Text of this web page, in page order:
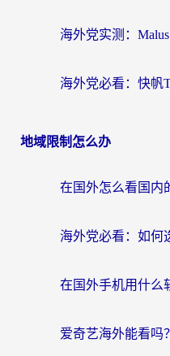
地域限制怎么办